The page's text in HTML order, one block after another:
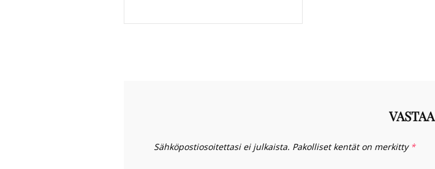
VASTAA
Sähköpostiosoitettasi ei julkaista. Pakolliset kentät on merkitty *